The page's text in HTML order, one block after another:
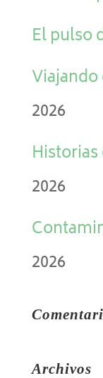
El pulso
2026
2026
2026
Archivos